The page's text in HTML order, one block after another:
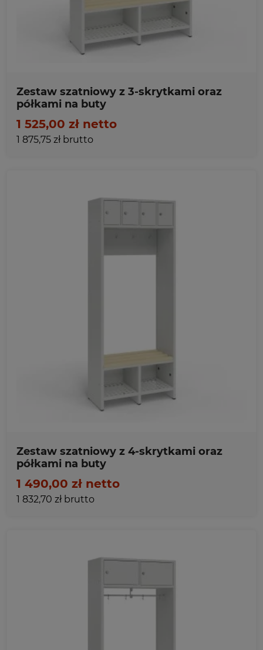
Ulubione
Zestaw szatniowy z 3-skrytkami oraz
półkami na buty
1 525,00 zł netto
1 875,75 zł brutto
Ulubione
Zestaw szatniowy z 4-skrytkami oraz
półkami na buty
1 490,00 zł netto
1 832,70 zł brutto